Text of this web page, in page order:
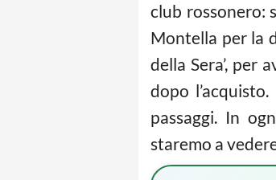
club rossonero:
Montella per la
della Sera’, per
dopo
passaggi. In
staremo a